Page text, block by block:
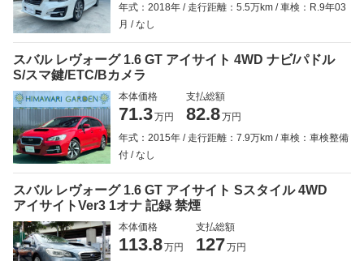
年式：2018年
走行距離：5.5万km
車検：R.9年03
月
なし
スバル レヴォーグ 1.6 GT アイサイト 4WD ナビ/パドル
S/スマ鍵/ETC/Bカメラ
本体価格
71.3万円
支払総額
82.8万円
年式：2015年
走行距離：7.9万km
車検：車検整備
付
なし
スバル レヴォーグ 1.6 GT アイサイト Sスタイル 4WD
アイサイトVer3 1オナ 記録 禁煙
本体価格
113.8万円
支払総額
127万円